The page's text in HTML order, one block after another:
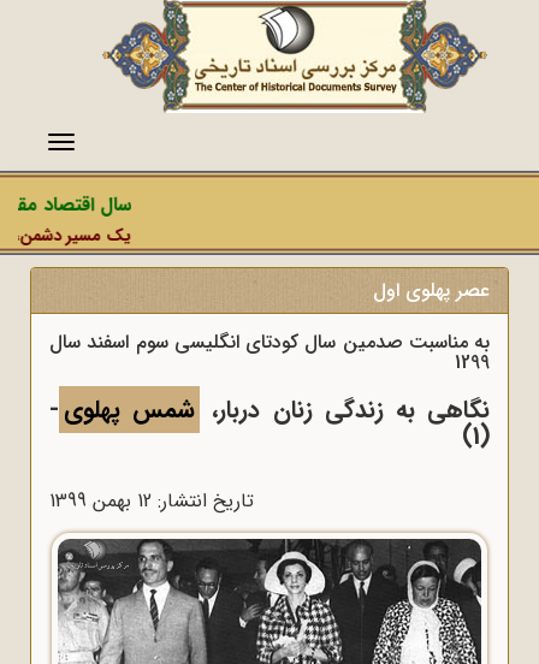
منو
سال اقتصاد
یک مسیر دشمن،
عصر پهلوی اول
به مناسبت صدمین سال کودتای انگلیسی سوم اسفند سال
1299
نگاهی به زندگی زنان دربار، شمس پهلوی-
(1)
تاریخ انتشار: 12 بهمن 1399